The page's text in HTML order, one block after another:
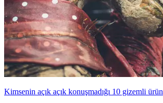
Kimsenin açık açık konuşmadığı 10 gizemli ürün